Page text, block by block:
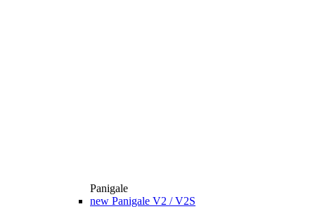
Panigale
new Panigale V2 / V2S